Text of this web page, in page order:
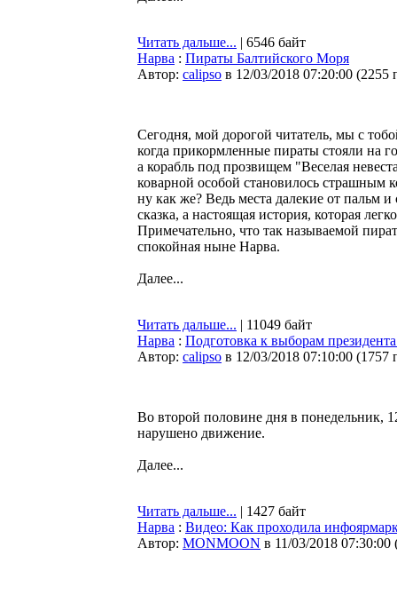
Читать дальше... | 6546 байт
Нарва : Пираты Балтийского Моря
Автор: calipso в 12/03/2018 07:20:00 (2255
Сегодня, мой дорогой читатель, мы с
когда прикормленные пираты стояли на
а корабль под прозвищем "Веселая
коварной особой становилось страшным
ну как же? Ведь места далекие от пальм
сказка, а настоящая история, которая
Примечательно, что так называемой
спокойная ныне Нарва.
Далее...
Читать дальше... | 11049 байт
Нарва : Подготовка к выборам
Автор: calipso в 12/03/2018 07:10:00 (1757
Во второй половине дня в понедельник,
нарушено движение.
Далее...
Читать дальше... | 1427 байт
Нарва : Видео: Как проходила
Автор: MONMOON в 11/03/2018 07:30:00